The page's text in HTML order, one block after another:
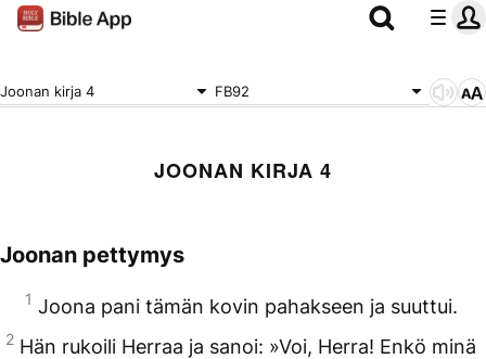
Joonan kirja 4 FB92
JOONAN KIRJA 4
Joonan pettymys
1 Joona pani tämän kovin pahakseen ja suuttui.
2 Hän rukoili Herraa ja sanoi: »Voi, Herra! Enkö minä